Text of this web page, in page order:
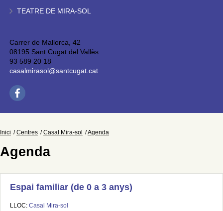
TEATRE DE MIRA-SOL
Carrer de Mallorca, 42
08195 Sant Cugat del Vallès
93 589 20 18
casalmirasol@santcugat.cat
Inici Centres Casal Mira-sol Agenda
Agenda
Espai familiar (de 0 a 3 anys)
LLOC: Casal Mira-sol